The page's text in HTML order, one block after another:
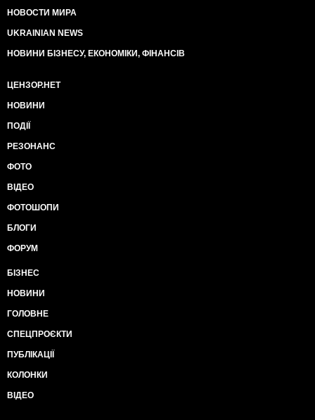
НОВОСТИ МИРА
UKRAINIAN NEWS
НОВИНИ БІЗНЕСУ, ЕКОНОМІКИ, ФІНАНСІВ
ЦЕНЗОР.НЕТ
НОВИНИ
ПОДІЇ
РЕЗОНАНС
ФОТО
ВІДЕО
ФОТОШОПИ
БЛОГИ
ФОРУМ
БІЗНЕС
НОВИНИ
ГОЛОВНЕ
СПЕЦПРОЄКТИ
ПУБЛІКАЦІЇ
КОЛОНКИ
ВІДЕО